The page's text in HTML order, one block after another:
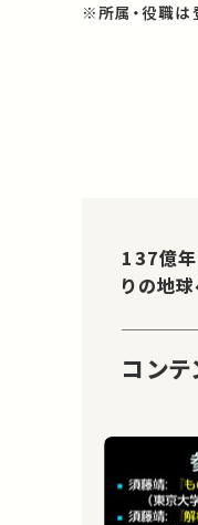
※所属・役職は
137億年
りの地球
コン